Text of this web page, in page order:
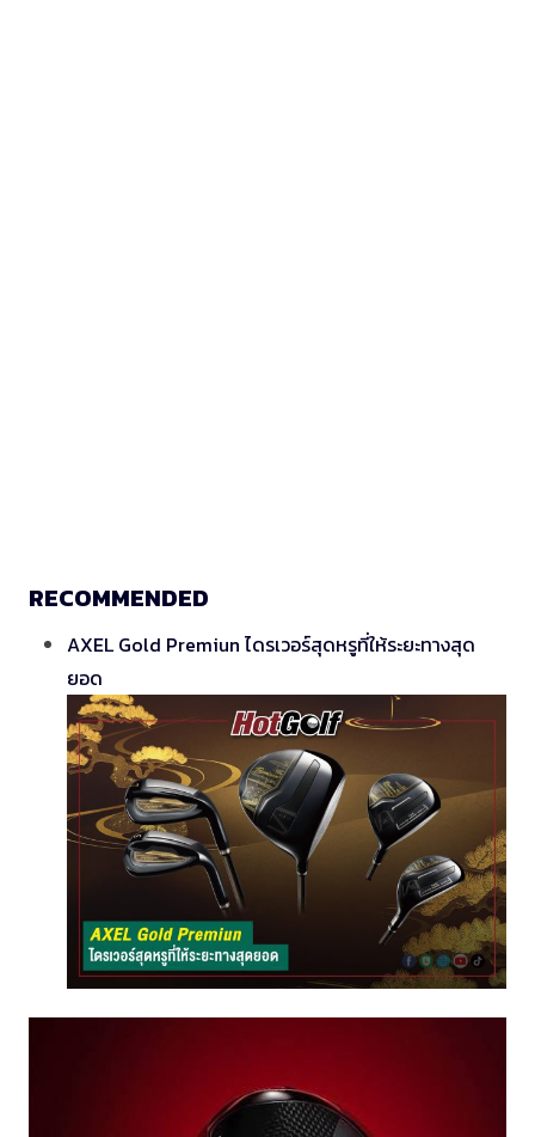
RECOMMENDED
AXEL Gold Premiun ไดรเวอร์สุดหรูที่ให้ระยะทางสุด
ยอด